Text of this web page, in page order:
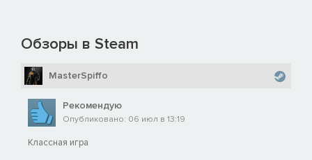
Обзоры в Steam
MasterSpiffo
Рекомендую
Опубликовано: 06 июл в 13:19
Классная игра